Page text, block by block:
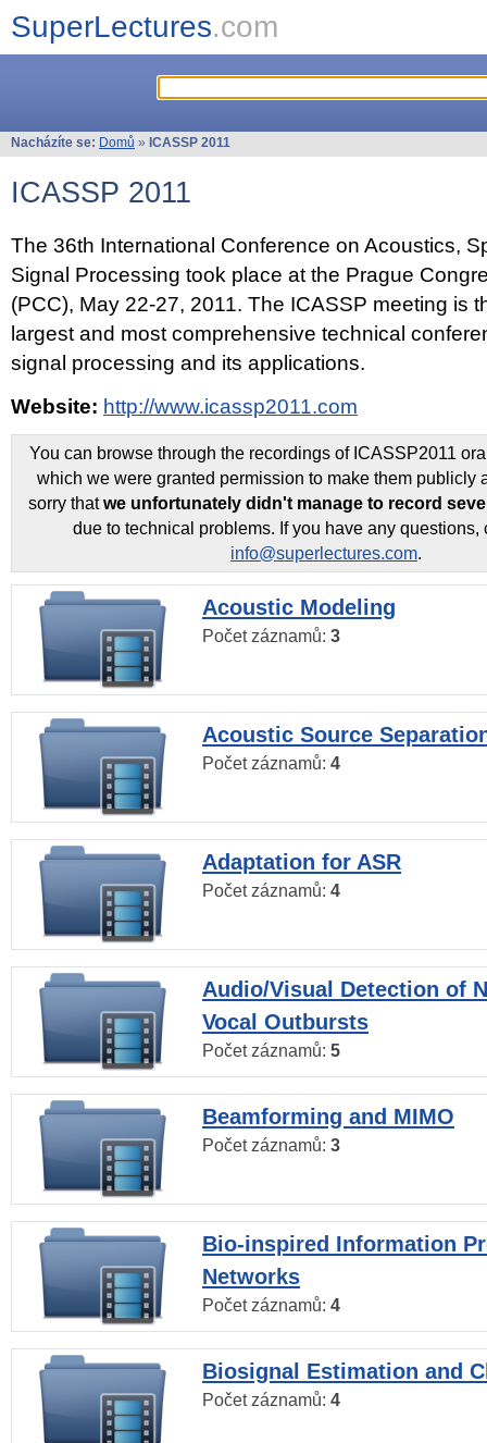
SuperLectures.com
Nacházíte se: Domů » ICASSP 2011
ICASSP 2011
The 36th International Conference on Acoustics,
Signal Processing took place at the Prague
(PCC), May 22-27, 2011. The ICASSP meeting is
largest and most comprehensive technical
signal processing and its applications.
Website: http://www.icassp2011.com
You can browse through the recordings of ICASSP2011
which we were granted permission to make them publicly
sorry thatwe unfortunately didn't manage to record
due to technical problems. If you have any questions,
info@superlectures.com.
Acoustic Modeling
Počet záznamů: 3
Acoustic Source
Počet záznamů: 4
Adaptation for ASR
Počet záznamů: 4
Audio/Visual Detection of
Vocal Outbursts
Počet záznamů: 5
Beamforming and MIMO
Počet záznamů: 3
Bio-inspired Information
Networks
Počet záznamů: 4
Biosignal Estimation and
Počet záznamů: 4